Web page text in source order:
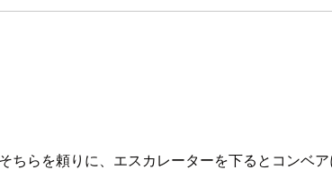
らを頼りに、エスカレーターを下るとコンベア